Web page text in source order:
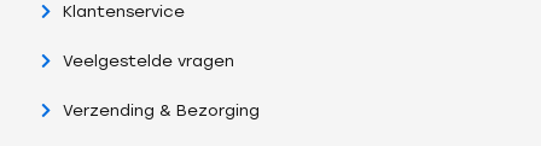
Klantenservice
Veelgestelde vragen
Verzending & Bezorging